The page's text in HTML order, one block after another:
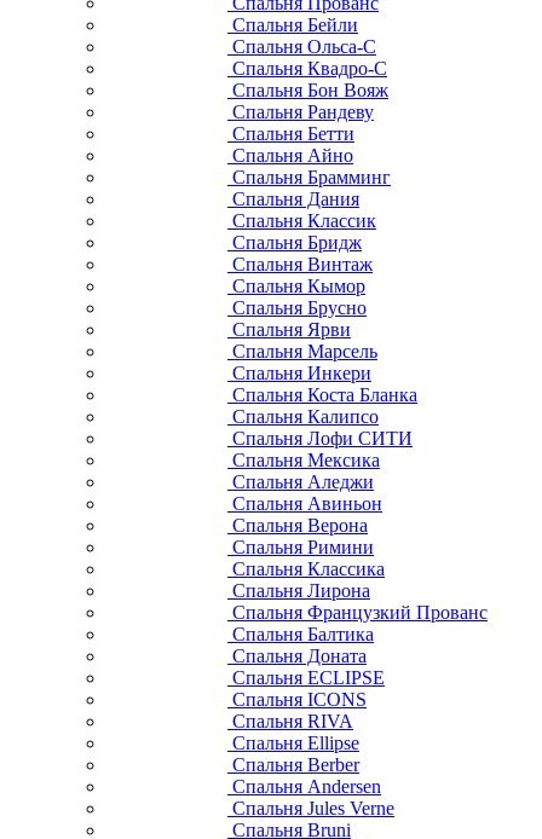
Спальня Бейли
Спальня Ольса-С
Спальня Квадро-С
Спальня Бон Вояж
Спальня Рандеву
Спальня Бетти
Спальня Айно
Спальня Брамминг
Спальня Дания
Спальня Классик
Спальня Бридж
Спальня Винтаж
Спальня Кымор
Спальня Брусно
Спальня Ярви
Спальня Марсель
Спальня Инкери
Спальня Коста Бланка
Спальня Калипсо
Спальня Лофи СИТИ
Спальня Мексика
Спальня Аледжи
Спальня Авиньон
Спальня Верона
Спальня Римини
Спальня Классика
Спальня Лирона
Спальня Французкий Прованс
Спальня Балтика
Спальня Доната
Спальня ECLIPSE
Спальня ICONS
Спальня RIVA
Спальня Ellipse
Спальня Berber
Спальня Andersen
Спальня Jules Verne
Спальня Bruni